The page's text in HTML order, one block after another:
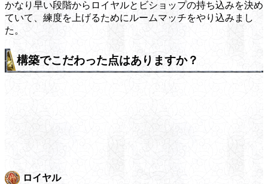
かなり早い段階からロイヤルとビショップの持ち込みを決め
ていて、練度を上げるためにルームマッチをやり込みまし
た。
構築でこだわった点はありますか？
ロイヤル